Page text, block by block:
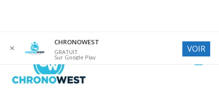
✕
CHRONOWEST
GRATUIT
Sur Google Play
VOIR